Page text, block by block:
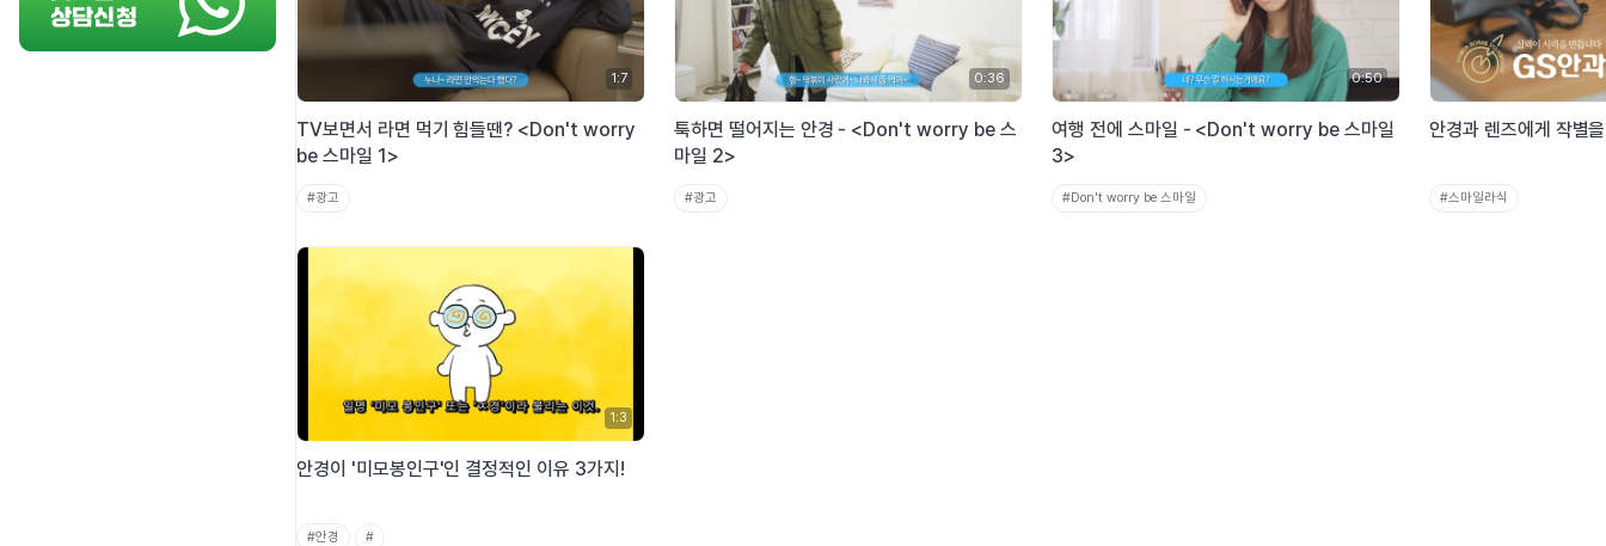
1:7
TV보면서 라면 먹기 힘들땐? <Don't worry
be 스마일 1>
#광고
0:36
툭하면 떨어지는 안경 - <Don't worry be 스
마일 2>
#광고
0:50
여행 전에 스마일 - <Don't worry be 스마일
3>
#Don't worry be 스마일
안경과 렌즈에게 작별
#스마일라식
1:3
안경이 '미모봉인구'인 결정적인 이유 3가지!
#안경 #